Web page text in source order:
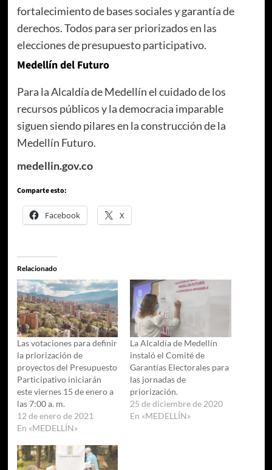
fortalecimiento de bases sociales y garantía de
derechos. Todos para ser priorizados en las
elecciones de presupuesto participativo.
Medellín del Futuro
Para la Alcaldía de Medellín el cuidado de los
recursos públicos y la democracia imparable
siguen siendo pilares en la construcción de la
Medellín Futuro.
medellin.gov.co
Comparte esto:
Facebook X
Relacionado
Las votaciones para definir
la priorización de
proyectos del Presupuesto
Participativo iniciarán
este viernes 15 de enero a
las 7:00 a. m.
12 de enero de 2021
En «MEDELLÍN»
La Alcaldía de Medellín
instaló el Comité de
Garantías Electorales para
las jornadas de
priorización.
25 de diciembre de 2020
En «MEDELLÍN»